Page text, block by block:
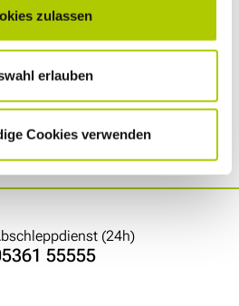
zulassen
erlauben
Cookies verwenden
💚
zwei Jahren sind die Kilometer in der
gibt es zusätzliche drei Jahre Garantie
beendet.
(24h)
55555